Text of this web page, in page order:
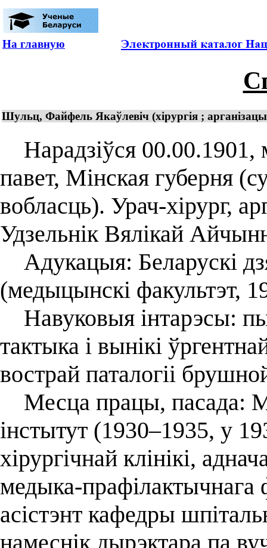
На главную
Шульц, Файфель Якаўлевіч (хірургія ;
Нарадзіўся 00.00.1901,
павет, Мінская губерня
вобласць). Урач-хірург,
Удзельнік Вялікай
Адукацыя: Беларускі
(медыцынскі факультэт,
Навуковыя інтарэсы:
тактыка і вынікі
вострай паталогіі
Месца працы, пасада:
інстытут (1930–1935, у
хірургічнай клінікі,
медыка-прафілактычнага
асістэнт кафедры
намеснік дырэктара па